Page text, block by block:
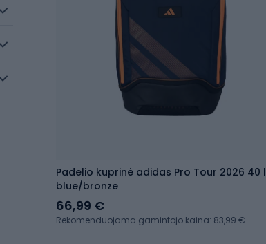
Padelio kuprinė adidas Pro Tour 2026 40 l
blue/bronze
66,99 €
Rekomenduojama gamintojo kaina: 83,99 €